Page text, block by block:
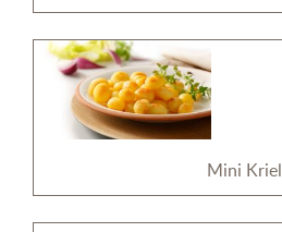
Mini Kriel